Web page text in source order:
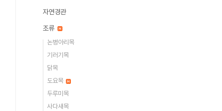
자연경관
조류
논병아리목
기러기목
닭목
도요목
두루미목
사다새목